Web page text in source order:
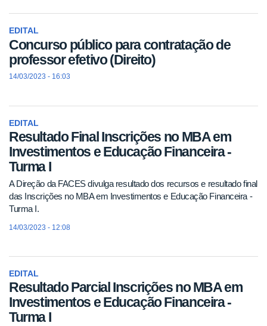
EDITAL
Concurso público para contratação de
professor efetivo (Direito)
14/03/2023 - 16:03
EDITAL
Resultado Final Inscrições no MBA em
Investimentos e Educação Financeira -
Turma I
A Direção da FACES divulga resultado dos recursos e resultado final
das Inscrições no MBA em Investimentos e Educação Financeira -
Turma I.
14/03/2023 - 12:08
EDITAL
Resultado Parcial Inscrições no MBA em
Investimentos e Educação Financeira -
Turma I